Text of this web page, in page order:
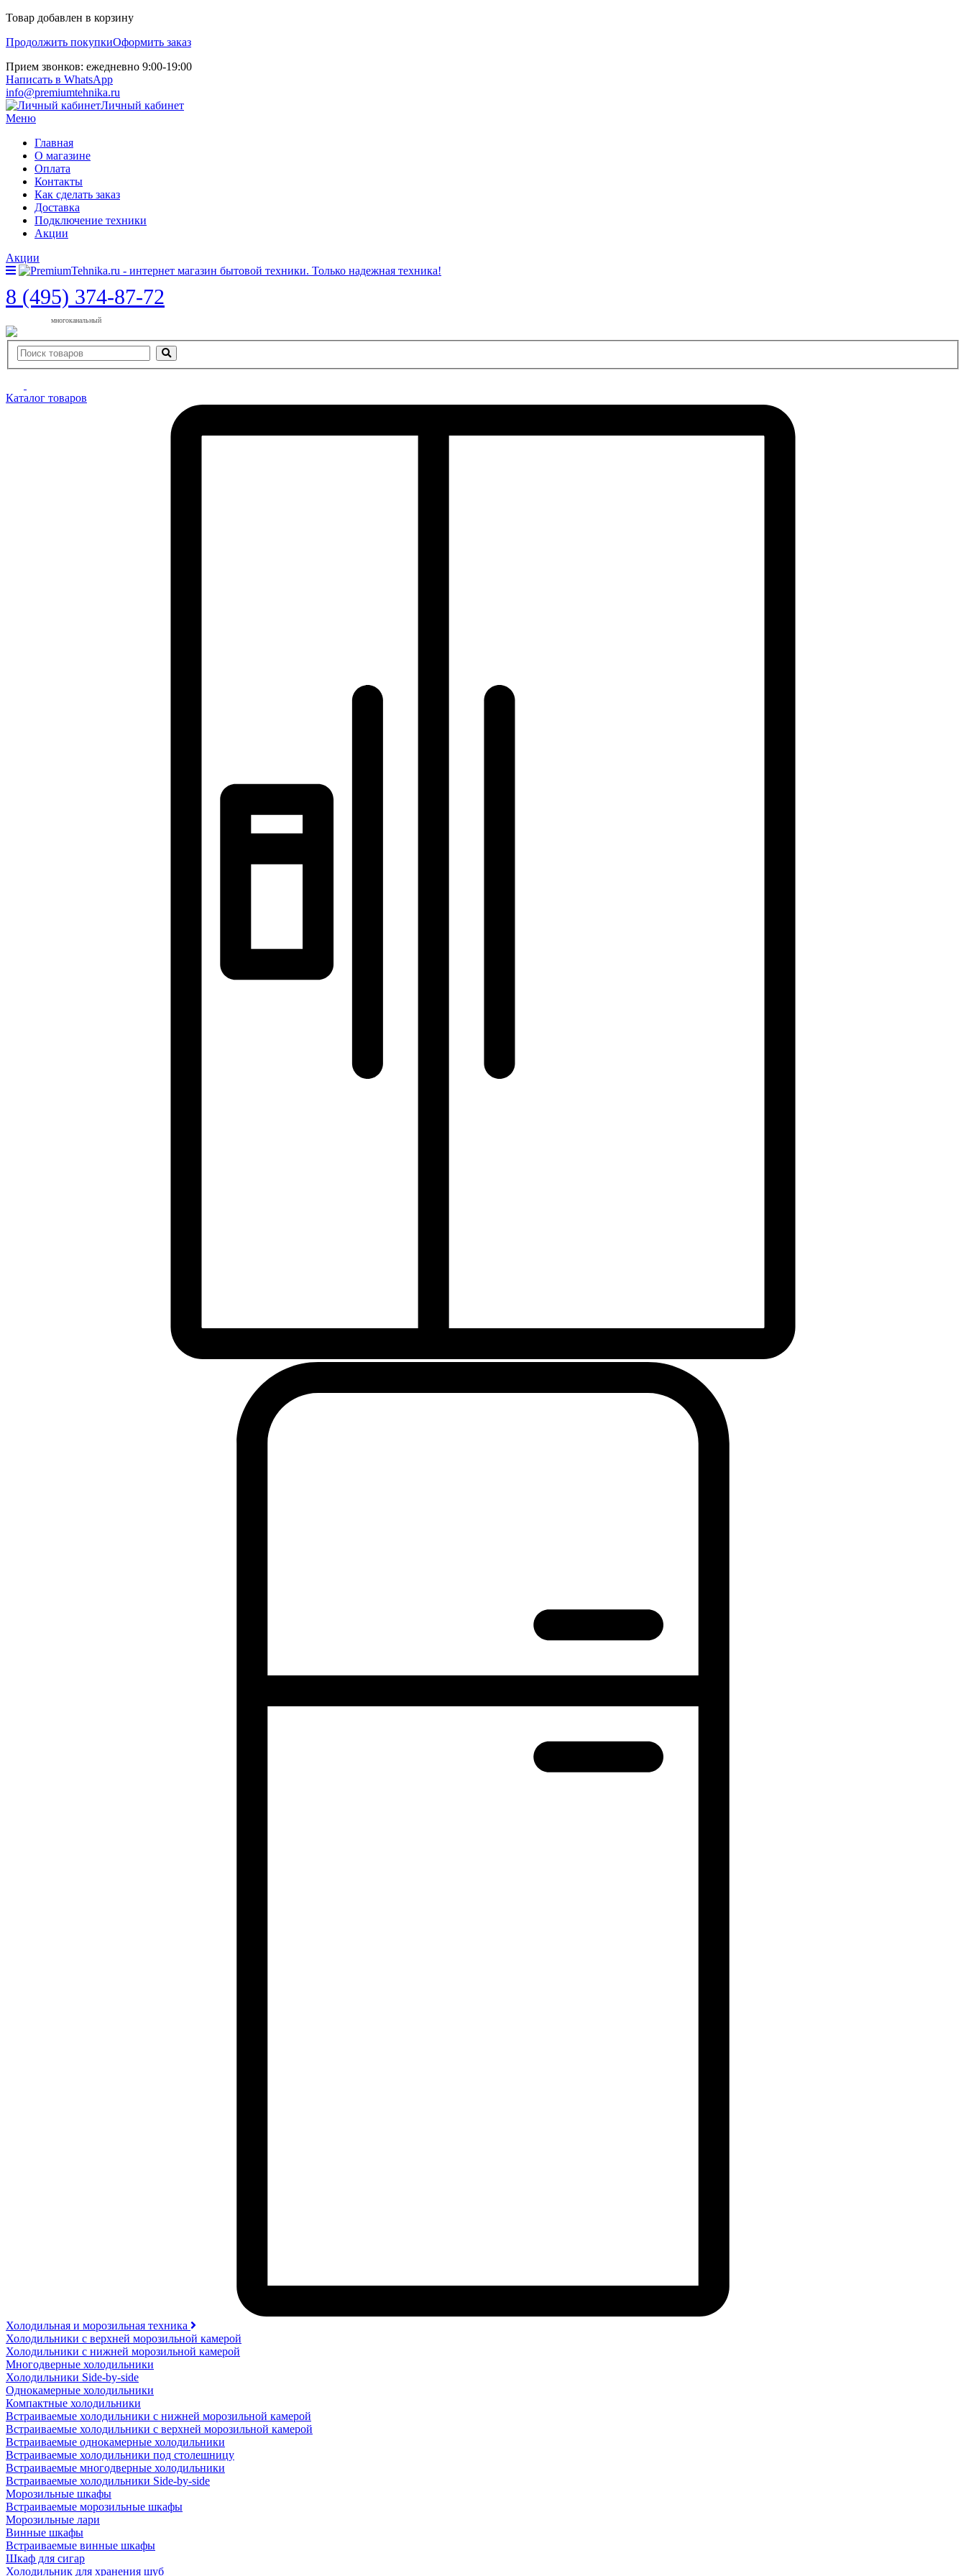
Товар добавлен в корзину
Продолжить покупкиОформить заказ
Прием звонков: ежедневно 9:00-19:00
Написать в WhatsApp
info@premiumtehnika.ru
Личный кабинет
Меню
Главная
О магазине
Оплата
Контакты
Как сделать заказ
Доставка
Подключение техники
Акции
Акции
8 (495) 374-87-72
многоканальный
Каталог товаров
Холодильная и морозильная техника
Холодильники с верхней морозильной камерой
Холодильники с нижней морозильной камерой
Многодверные холодильники
Холодильники Side-by-side
Однокамерные холодильники
Компактные холодильники
Встраиваемые холодильники с нижней морозильной камерой
Встраиваемые холодильники с верхней морозильной камерой
Встраиваемые однокамерные холодильники
Встраиваемые холодильники под столешницу
Встраиваемые многодверные холодильники
Встраиваемые холодильники Side-by-side
Морозильные шкафы
Встраиваемые морозильные шкафы
Морозильные лари
Винные шкафы
Встраиваемые винные шкафы
Шкаф для сигар
Холодильник для хранения шуб